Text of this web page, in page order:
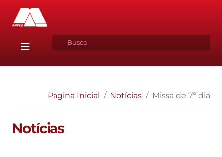
Página Inicial Notícias Missa de 7º dia
Notícias